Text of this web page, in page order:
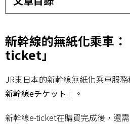
新幹線的無紙化乘車
ticket」
JR東日本的新幹線無紙化乘車服
新幹線eチケット 」。
新幹線e-ticket在購買完成後，還